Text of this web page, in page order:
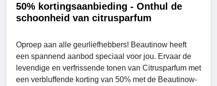
50% kortingsaanbieding - Onthul de
schoonheid van citrusparfum
Oproep aan alle geurliefhebbers! Beautinow heeft
een spannend aanbod speciaal voor jou. Ervaar de
levendige en verfrissende tonen van Citrusparfum met
een verbluffende korting van 50% met de Beautinow-